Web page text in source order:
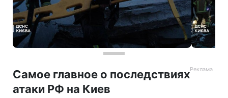
Самое главное о последствиях
атаки РФ на Киев